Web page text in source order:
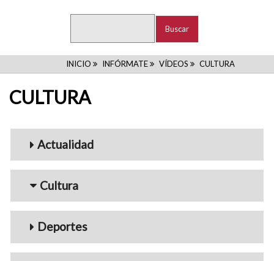
RUTA
INICIO INFÓRMATE VÍDEOS CULTURA
CULTURA
Menu_Videos
Actualidad
Cultura
Deportes